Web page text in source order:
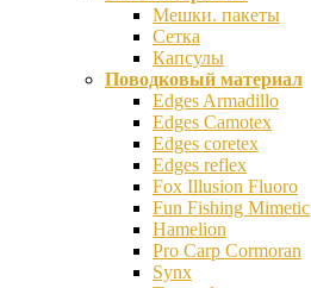
Мешки. пакеты
Сетка
Капсулы
Поводковый материал
Edges Armadillo
Edges Camotex
Edges coretex
Edges reflex
Fox Illusion Fluoro
Fun Fishing Mimetic
Hamelion
Pro Carp Cormoran
Synx